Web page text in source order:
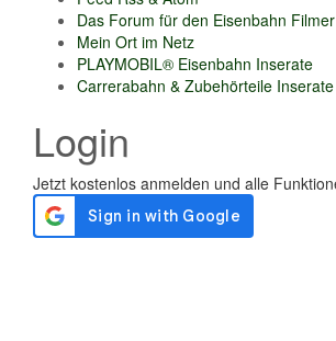
Das Forum für den Eisenbahn Filmer
Mein Ort im Netz
PLAYMOBIL® Eisenbahn Inserate
Carrerabahn & Zubehörteile Inserate
Login